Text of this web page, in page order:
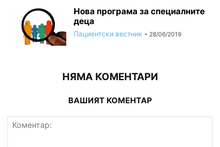
Нова програма за специалните
деца
Пациентски вестник - 28/06/2019
НЯМА КОМЕНТАРИ
ВАШИЯТ КОМЕНТАР